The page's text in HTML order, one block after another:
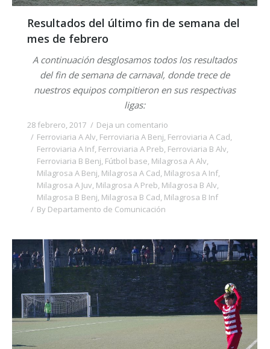
Resultados del último fin de semana del
mes de febrero
A continuación desglosamos todos los resultados
del fin de semana de carnaval, donde trece de
nuestros equipos compitieron en sus respectivas
ligas:
28 febrero, 2017
Deja un comentario
Ferroviaria A Alv, Ferroviaria A Benj, Ferroviaria A Cad,
Ferroviaria A Inf, Ferroviaria A Preb, Ferroviaria B Alv,
Ferroviaria B Benj, Fútbol base, Milagrosa A Alv,
Milagrosa A Benj, Milagrosa A Cad, Milagrosa A Inf,
Milagrosa A Juv, Milagrosa A Preb, Milagrosa B Alv,
Milagrosa B Benj, Milagrosa B Cad, Milagrosa B Inf
By Departamento de Comunicación